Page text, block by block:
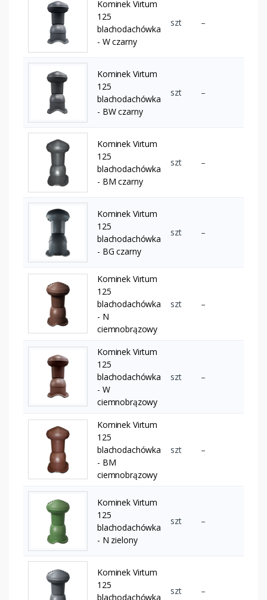
Kominek Virtum
125
blachodachówka
- W czarny
szt –
Kominek Virtum
125
blachodachówka
- BW czarny
szt –
Kominek Virtum
125
blachodachówka
- BM czarny
szt –
Kominek Virtum
125
blachodachówka
- BG czarny
szt –
Kominek Virtum
125
blachodachówka
- N
ciemnobrązowy
szt –
Kominek Virtum
125
blachodachówka
- W
ciemnobrązowy
szt –
Kominek Virtum
125
blachodachówka
- BM
ciemnobrązowy
szt –
Kominek Virtum
125
blachodachówka
- N zielony
szt –
Kominek Virtum
125
blachodachówka
szt –